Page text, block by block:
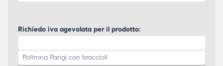
Richiedo iva agevolata per il prodotto: